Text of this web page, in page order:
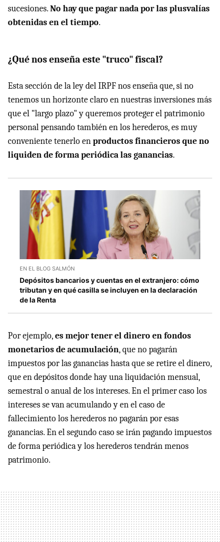
sucesiones.No hay que pagar nada por las plusvalías
obtenidas en el tiempo.
¿Qué nos enseña este "truco" fiscal?
Esta sección de la ley del IRPF nos enseña que, si no
tenemos un horizonte claro en nuestras inversiones más
que el "largo plazo" y queremos proteger el patrimonio
personal pensando también en los herederos, es muy
conveniente tenerlo enproductos financieros que no
liquiden de forma periódica las ganancias.
EN EL BLOG SALMÓN
Depósitos bancarios y cuentas en el extranjero: cómo
tributan y en qué casilla se incluyen en la declaración
de la Renta
Por ejemplo,es mejor tener el dinero en fondos
monetarios de acumulación, que no pagarán
impuestos por las ganancias hasta que se retire el dinero,
que en depósitos donde hay una liquidación mensual,
semestral o anual de los intereses. En el primer caso los
intereses se van acumulando y en el caso de
fallecimiento los herederos no pagarán por esas
ganancias. En el segundo caso se irán pagando impuestos
de forma periódica y los herederos tendrán menos
patrimonio.